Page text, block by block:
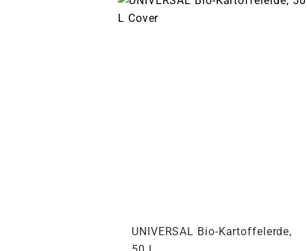
UNIVERSAL Bio-Kartoffelerde,